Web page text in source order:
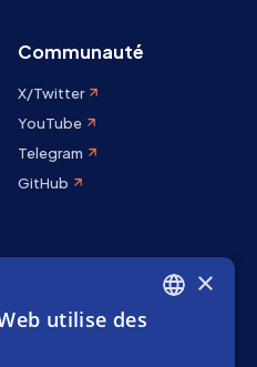
Communauté
X/Twitter
YouTube
Telegram
GitHub
×
utilise des